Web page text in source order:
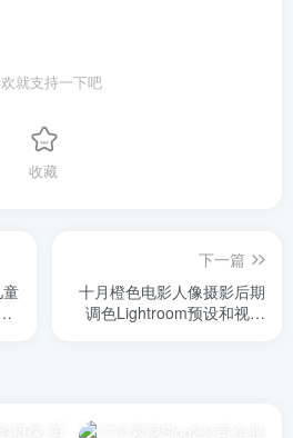
就支持一下吧
收藏
下一篇
十月橙色电影人像摄影后期
调色Lightroom预设和视频